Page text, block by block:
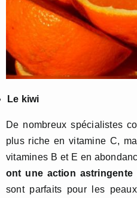
Le kiwi
De nombreux spécialistes
plus riche en vitamine C,
vitamines B et E en
ont une action astringente
sont parfaits pour les